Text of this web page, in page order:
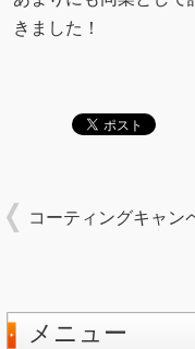
きました！
コーティングキャン
メニュー